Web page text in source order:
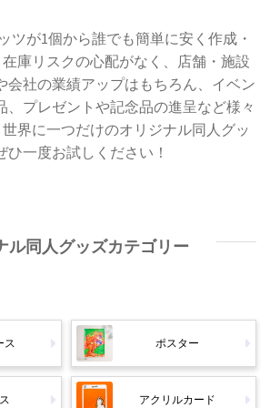
ツが1個から誰でも簡単に安く作成・
庫リスクの心配がなく、店舗・施設
会社の業績アップはもちろん、イベン
、プレゼントや記念品の進呈など様々
界に一つだけのオリジナル同人グッ
ひ一度お試しください！
ル同人グッズカテゴリー
ス ポスター
アクリルカード